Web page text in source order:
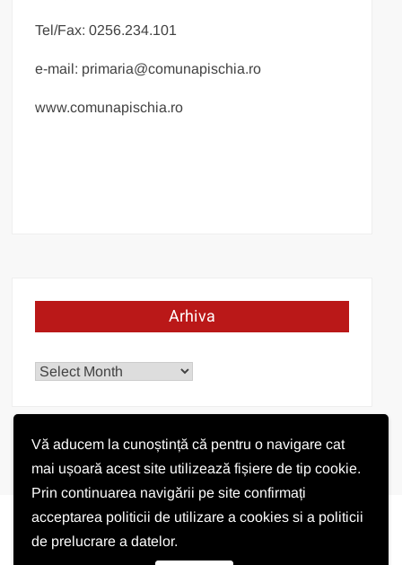
Vă aducem la cunoștință că pentru o navigare cat
mai ușoară acest site utilizează fișiere de tip cookie.
Prin continuarea navigării pe site confirmați
acceptarea politicii de utilizare a cookies si a politicii
de prelucrare a datelor.
Tel/Fax: 0256.234.101
e-mail: primaria@comunapischia.ro
www.comunapischia.ro
Arhiva
Arhiva
Vremea în Pișchia